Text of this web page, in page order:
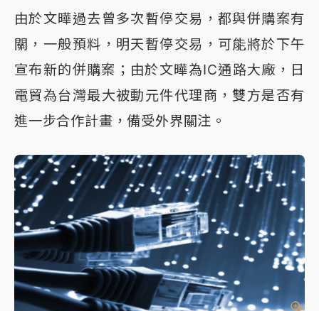
由於文曄過去曾多次暫停交易，都與併購案有
關，一般預料，明天暫停交易，可能將於下午
宣布新的併購案；由於文曄為IC通路大廠，日
電貿為台灣最大被動元件代理商，雙方是否有
進一步合作計畫，備受外界關注。